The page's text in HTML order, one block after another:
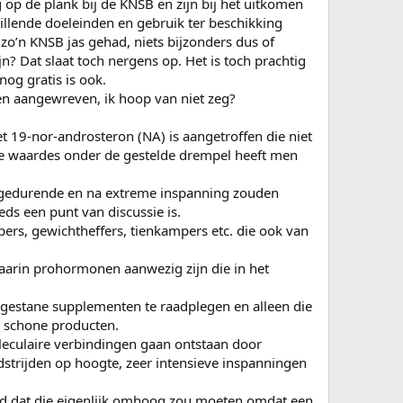
doeleinden en gebruik ter beschikking
KNSB jas gehad, niets bijzonders dus of
Dat slaat toch nergens op. Het is toch prachtig
gratis is ook.
aangewreven, ik hoop van niet zeg?
19-nor-androsteron (NA) is aangetroffen die niet
onder de gestelde drempel heeft men
en na extreme inspanning zouden
een punt van discussie is.
gewichtheffers, tienkampers etc. die ook van
prohormonen aanwezig zijn die in het
supplementen te raadplegen en alleen die
producten.
verbindingen gaan ontstaan door
op hoogte, zeer intensieve inspanningen